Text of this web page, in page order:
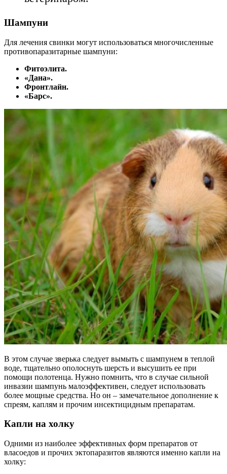
Шампуни
Для лечения свинки могут использоваться многочисленные
противопаразитарные шампуни:
Фитоэлита.
«Дана».
Фронтлайн.
«Барс».
В этом случае зверька следует вымыть с шампунем в теплой
воде, тщательно ополоснуть шерсть и высушить ее при
помощи полотенца. Нужно помнить, что в случае сильной
инвазии шампунь малоэффективен, следует использовать
более мощные средства. Но он – замечательное дополнение к
спреям, каплям и прочим инсектицидным препаратам.
Капли на холку
Одними из наиболее эффективных форм препаратов от
власоедов и прочих эктопаразитов являются именно капли на
холку: